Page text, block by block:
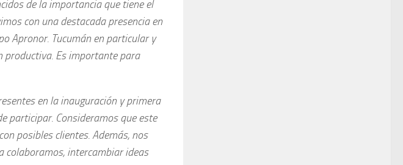
de la importancia que tiene el
con una destacada presencia en
Apronor. Tucumán en particular y
productiva. Es importante para
en la inauguración y primera
participar. Consideramos que este
posibles clientes. Además, nos
colaboramos, intercambiar ideas